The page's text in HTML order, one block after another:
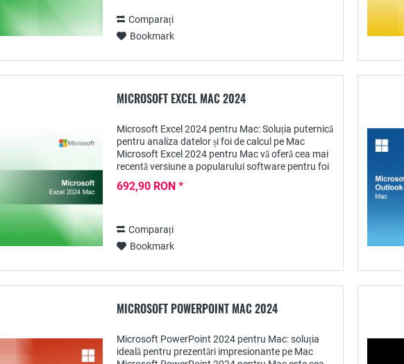
Comparați
Bookmark
MICROSOFT EXCEL MAC 2024
Microsoft Excel 2024 pentru Mac: Soluția puternică
pentru analiza datelor și foi de calcul pe Mac
Microsoft Excel 2024 pentru Mac vă oferă cea mai
recentă versiune a popularului software pentru foi
692,90 RON *
Comparați
Bookmark
MICROSOFT POWERPOINT MAC 2024
Microsoft PowerPoint 2024 pentru Mac: soluția
ideală pentru prezentări impresionante pe Mac